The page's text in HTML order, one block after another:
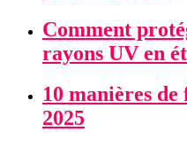
Comment
rayons UV en
10 manières de
2025